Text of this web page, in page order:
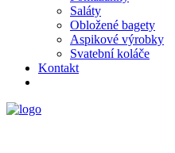
Saláty
Obložené bagety
Aspikové výrobky
Svatební koláče
Kontakt